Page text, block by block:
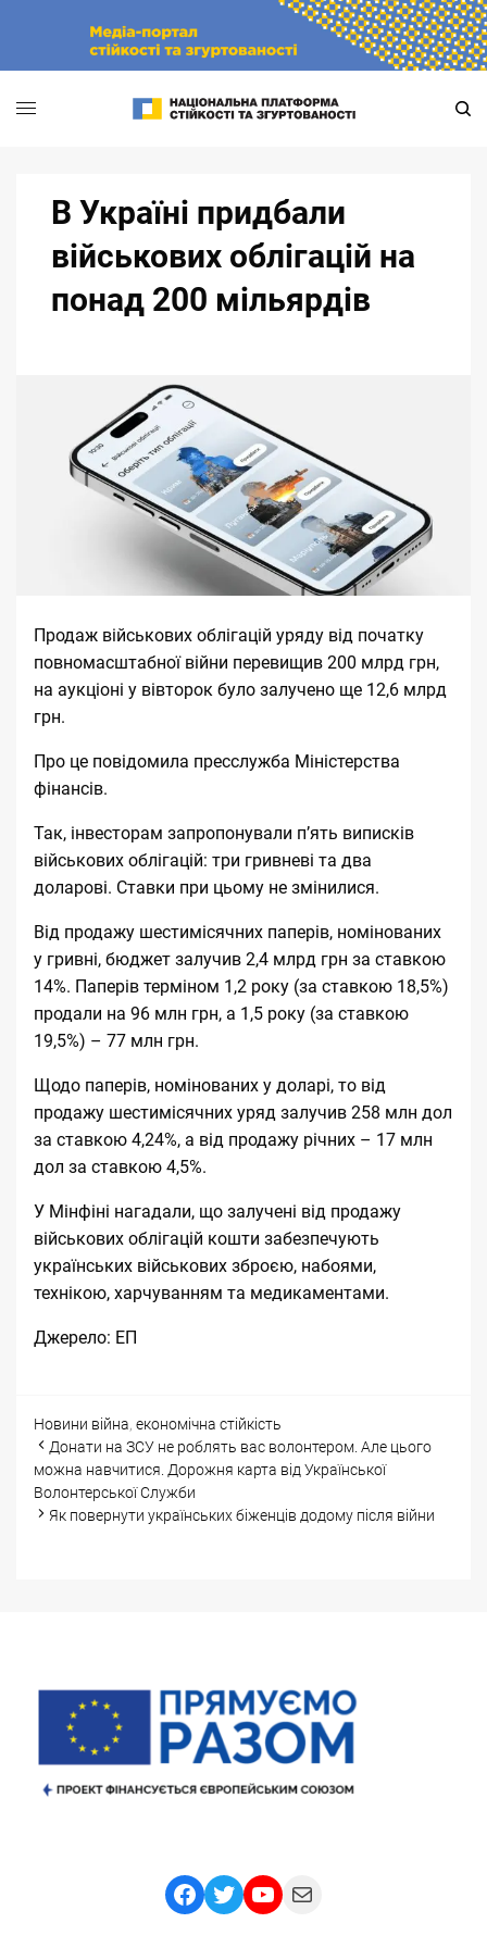
В Україні придбали
військових облігацій на
понад 200 мільярдів
Продаж військових облігацій уряду від початку
повномасштабної війни перевищив 200 млрд грн,
на аукціоні у вівторок було залучено ще 12,6 млрд
грн.
Про це повідомила пресслужба Міністерства
фінансів.
Так, інвесторам запропонували п’ять виписків
військових облігацій: три гривневі та два
доларові. Ставки при цьому не змінилися.
Від продажу шестимісячних паперів, номінованих
у гривні, бюджет залучив 2,4 млрд грн за ставкою
14%. Паперів терміном 1,2 року (за ставкою 18,5%)
продали на 96 млн грн, а 1,5 року (за ставкою
19,5%) – 77 млн грн.
Щодо паперів, номінованих у доларі, то від
продажу шестимісячних уряд залучив 258 млн дол
за ставкою 4,24%, а від продажу річних – 17 млн
дол за ставкою 4,5%.
У Мінфіні нагадали, що залучені від продажу
військових облігацій кошти забезпечують
українських військових зброєю, набоями,
технікою, харчуванням та медикаментами.
Джерело: ЕП
Categories
Новини Tags
війна, економічна стійкість
Post
navigation
Донати на ЗСУ не роблять вас волонтером. Але цього
можна навчитися. Дорожня карта від Української
Волонтерської Служби
Як повернути українських біженців додому після війни
Facebook
TwitterYouTube
Mail